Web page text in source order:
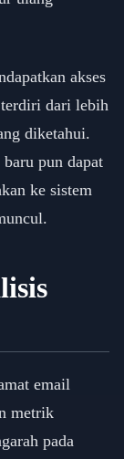
akses
terdiri dari lebih
diketahui.
pun dapat
ke sistem
email
metrik
pada